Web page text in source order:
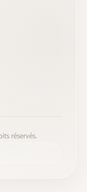
réservés.